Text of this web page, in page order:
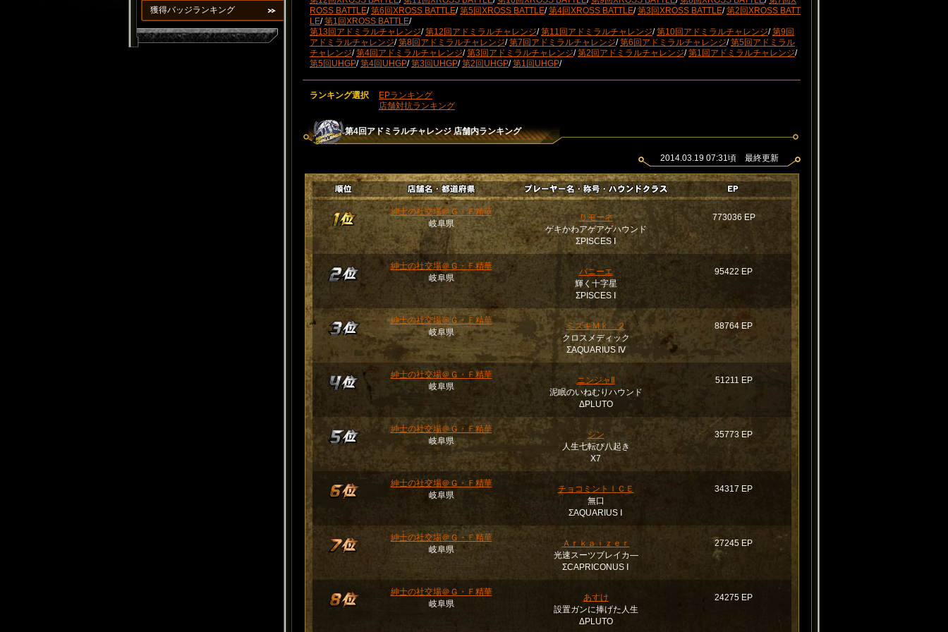
獲得バッジランキング
ROSS BATTLE/第6回XROSS BATTLE/第5回XROSS BATTLE/第4回XROSS BATTLE/第3回XROSS BATTLE/第2回XROSS BATT
LE/第1回XROSS BATTLE/
第13回アドミラルチャレンジ/第12回アドミラルチャレンジ/第11回アドミラルチャレンジ/第10回アドミラルチャレンジ/第9回
アドミラルチャレンジ/第8回アドミラルチャレンジ/第7回アドミラルチャレンジ/第6回アドミラルチャレンジ/第5回アドミラル
チャレンジ/第4回アドミラルチャレンジ/第3回アドミラルチャレンジ/第2回アドミラルチャレンジ/第1回アドミラルチャレンジ/
第5回UHGP/第4回UHGP/第3回UHGP/第2回UHGP/第1回UHGP/
ランキング選択
EPランキング
店舗対抗ランキング
第4回アドミラルチャレンジ店舗内ランキング
2014.03.19 07:31頃 最終更新
紳士の社交場＠Ｇ・Ｆ精華
岐阜県
リモーネ
ゲキかわアゲアゲハウンド
ΣPISCES Ⅰ
773036 EP
紳士の社交場＠Ｇ・Ｆ精華
岐阜県
バニーエ
輝く十字星
ΣPISCES Ⅰ
95422 EP
紳士の社交場＠Ｇ・Ｆ精華
岐阜県
ミズキＭｋ＿２
クロスメディック
ΣAQUARIUS Ⅳ
88764 EP
紳士の社交場＠Ｇ・Ｆ精華
岐阜県
ニンジャⅡ
泥眠のいねむりハウンド
ΔPLUTO
51211 EP
紳士の社交場＠Ｇ・Ｆ精華
岐阜県
シン
人生七転び八起き
Χ7
35773 EP
紳士の社交場＠Ｇ・Ｆ精華
岐阜県
チョコミントＩＣＥ
無口
ΣAQUARIUS Ⅰ
34317 EP
紳士の社交場＠Ｇ・Ｆ精華
岐阜県
Ａｒｋａｉｚｅｒ
光速スーツブレイカ―
ΣCAPRICONUS Ⅰ
27245 EP
紳士の社交場＠Ｇ・Ｆ精華
岐阜県
あすけ
設置ガンに捧げた人生
ΔPLUTO
24275 EP